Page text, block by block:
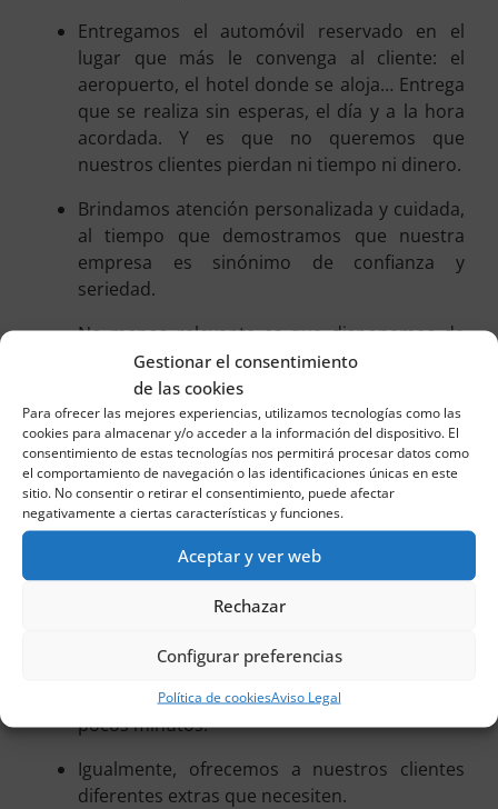
Gestionar el consentimiento
de las cookies
Para ofrecer las mejores experiencias, utilizamos tecnologías como las
cookies para almacenar y/o acceder a la información del dispositivo. El
consentimiento de estas tecnologías nos permitirá procesar datos como
el comportamiento de navegación o las identificaciones únicas en este
sitio. No consentir o retirar el consentimiento, puede afectar
negativamente a ciertas características y funciones.
Aceptar y ver web
Rechazar
Configurar preferencias
Política de cookiesAviso Legal
Entregamos el automóvil reservado en el
lugar que más le convenga al cliente: el
aeropuerto, el hotel donde se aloja… Entrega
que se realiza sin esperas, el día y a la hora
acordada. Y es que no queremos que
nuestros clientes pierdan ni tiempo ni dinero.
Brindamos atención personalizada y cuidada,
al tiempo que demostramos que nuestra
empresa es sinónimo de confianza y
seriedad.
No menos relevante es que disponemos de
unas tarifas realmente competitivas, para que
cualquier persona pueda alquilar el coche
que necesita.
Asimismo, de nuestro servicio de alquiler de
coches hay que destacar que se puede
utilizar el mismo acudiendo presencialmente
a una de nuestras oficinas. Pero también se
puede realizar la reserva a través del
durante las 24 horas, e incluso a través de
nuestra página web. En este último caso, en
ella disponemos de un formulario sencillo
con el que alquilar un vehículo es cuestión de
pocos minutos.
Igualmente, ofrecemos a nuestros clientes
diferentes extras que necesiten.